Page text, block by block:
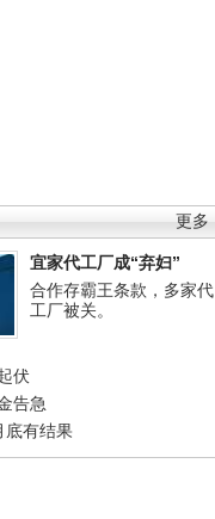
更多
宜家代工厂成“弃妇”
合作存霸王条款，多家代
工厂被关。
伏
告急
底有结果